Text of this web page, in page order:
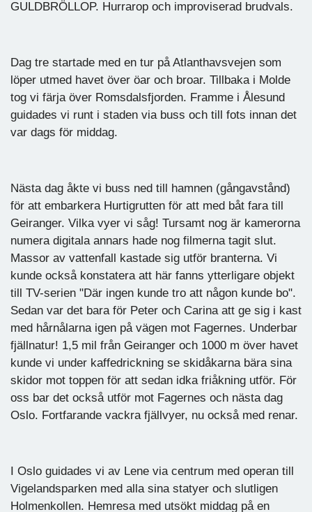
GULDBRÖLLOP. Hurrarop och improviserad brudvals.
Dag tre startade med en tur på Atlanthavsvejen som
löper utmed havet över öar och broar. Tillbaka i Molde
tog vi färja över Romsdalsfjorden. Framme i Ålesund
guidades vi runt i staden via buss och till fots innan det
var dags för middag.
Nästa dag åkte vi buss ned till hamnen (gångavstånd)
för att embarkera Hurtigrutten för att med båt fara till
Geiranger. Vilka vyer vi såg! Tursamt nog är kamerorna
numera digitala annars hade nog filmerna tagit slut.
Massor av vattenfall kastade sig utför branterna. Vi
kunde också konstatera att här fanns ytterligare objekt
till TV-serien "Där ingen kunde tro att någon kunde bo".
Sedan var det bara för Peter och Carina att ge sig i kast
med hårnålarna igen på vägen mot Fagernes. Underbar
fjällnatur! 1,5 mil från Geiranger och 1000 m över havet
kunde vi under kaffedrickning se skidåkarna bära sina
skidor mot toppen för att sedan idka friåkning utför. För
oss bar det också utför mot Fagernes och nästa dag
Oslo. Fortfarande vackra fjällvyer, nu också med renar.
I Oslo guidades vi av Lene via centrum med operan till
Vigelandsparken med alla sina statyer och slutligen
Holmenkollen. Hemresa med utsökt middag på en